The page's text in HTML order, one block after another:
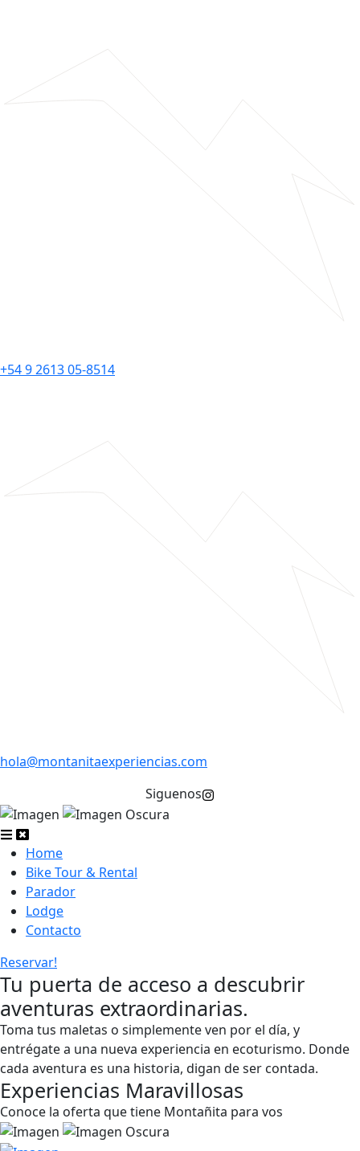
+54 9 2613 05-8514
hola@montanitaexperiencias.com
Siguenos
Home
Bike Tour & Rental
Parador
Lodge
Contacto
Reservar!
Tu puerta de acceso a descubrir
aventuras extraordinarias.
Toma tus maletas o simplemente ven por el día, y
entrégate a una nueva experiencia en ecoturismo. Donde
cada aventura es una historia, digan de ser contada.
Experiencias Maravillosas
Conoce la oferta que tiene Montañita para vos